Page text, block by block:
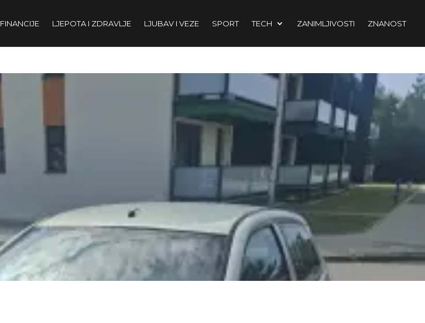
FINANCIJE LJEPOTA I ZDRAVLJE LJUBAV I VEZE SPORT TECH ZANIMLJIVOSTI ZNANOST